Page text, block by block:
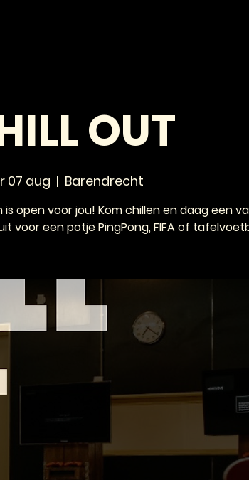
OUT
07 aug
  |
Barendrecht
open voor jou! Kom chillen en daag een
voor een potje PingPong, FIFA of